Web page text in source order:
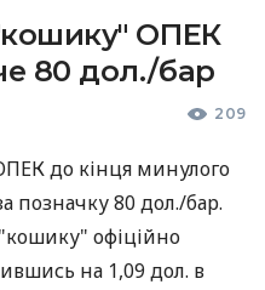
ОПЕК
80 дол./бар
209
до кінця минулого
позначку 80 дол./бар.
офіційно
на 1,09 дол. в